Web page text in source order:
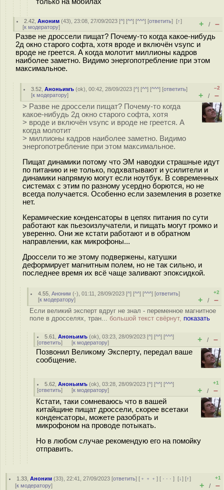
2.42 ,Аноним (43), 23:08, 27/09/2023 [^] [^^] [^^^] [ответить][↑]
[к модератору] + / –
Разве не дроссели пищат? Почему-то когда какое-нибудь
2д окно старого софта, хотя вроде и включён vsync и
вроде не греется. А когда молотит миллионы кадров
наиболее заметно. Видимо энергопотребление при этом
максимальное.
3.52 ,Аноньимъ (ok), 00:42, 28/09/2023 [^] [^^] [^^^] [ответить]
[к модератору]
–2
+ / –
> Разве не дроссели пищат? Почему-то когда
какое-нибудь 2д окно старого софта, хотя
> вроде и включён vsync и вроде не греется. А
когда молотит
> миллионы кадров наиболее заметно. Видимо
энергопотребление при этом максимальное.
Пищат динамики потому что ЭМ наводки страшные идут
по питанию и не только, подхватывают и усилители и
динамики напрямую могут если ноутбук. В современных
системах с этим по разному усердно борются, но не
всегда получается. Особенно если заземления в розетке
нет.
Керамические конденсаторы в цепях питания по сути
работают как пьезоизлучатели, и пищать могут громко и
уверенно. Они же кстати работают и в обратном
направлении, как микрофоны...
Дроссели то же этому подвержены, катушки
деформирует магнитным полем, но не так сильно, и
последнее время их всё чаще заливают эпоксидкой.
4.55 ,Аноним (-), 01:11, 28/09/2023 [^] [^^] [^^^] [ответить]
[к модератору]
+2
+ / –
Если великий эксперт вдруг не знал - переменное магнитное
поле в дросселях, тран... большой текст свёрнут, показать
5.61 ,Аноньимъ (ok), 03:23, 28/09/2023 [^] [^^] [^^^]
[ответить] [к модератору] + / –
Позвонил Великому Эксперту, передал ваше
сообщение.
5.62 ,Аноньимъ (ok), 03:28, 28/09/2023 [^] [^^] [^^^]
[ответить] [к модератору]
+1
+ / –
Кстати, таки сомневаюсь что в вашей
китайщине пищат дроссели, скорее всетаки
конденсаторы, можете разобрать и
микрофоном на проводе потыкать.
Но в любом случае рекомендую его на помойку
отправить.
1.33 ,Аноним (33), 22:41, 27/09/2023 [ответить] [ ﹢﹢﹢] [ · · ·][↓] [↑]
[к модератору]
+1
+ / –